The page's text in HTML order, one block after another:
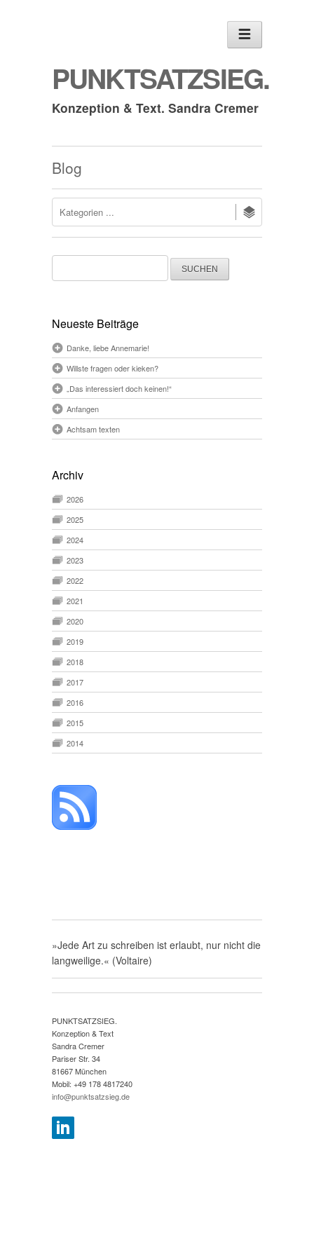
PUNKTSATZSIEG.
Konzeption & Text. Sandra Cremer
Blog
Suchen
nach:
Neueste Beiträge
Danke, liebe Annemarie!
Willste fragen oder kieken?
„Das interessiert doch keinen!“
Anfangen
Achtsam texten
Archiv
2026
2025
2024
2023
2022
2021
2020
2019
2018
2017
2016
2015
2014
»Jede Art zu schreiben ist erlaubt, nur nicht die
langweilige.« (Voltaire)
PUNKTSATZSIEG.
Konzeption & Text
Sandra Cremer
Pariser Str. 34
81667 München
Mobil: +49 178 4817240
info@punktsatzsieg.de